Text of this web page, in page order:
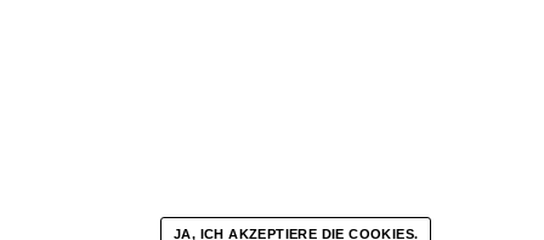
JA, ICH AKZEPTIERE DIE COOKIES.